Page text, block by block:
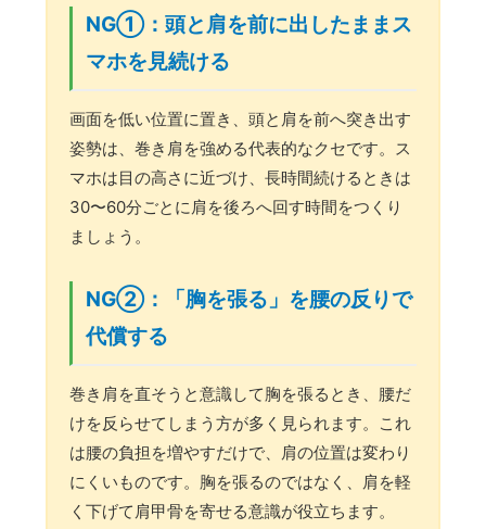
NG①：頭と肩を前に出したままス
マホを見続ける
画面を低い位置に置き、頭と肩を前へ突き出す
姿勢は、巻き肩を強める代表的なクセです。ス
マホは目の高さに近づけ、長時間続けるときは
30〜60分ごとに肩を後ろへ回す時間をつくり
ましょう。
NG②：「胸を張る」を腰の反りで
代償する
巻き肩を直そうと意識して胸を張るとき、腰だ
けを反らせてしまう方が多く見られます。これ
は腰の負担を増やすだけで、肩の位置は変わり
にくいものです。胸を張るのではなく、肩を軽
く下げて肩甲骨を寄せる意識が役立ちます。